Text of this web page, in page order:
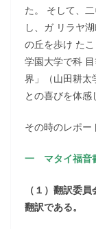
た。 そして、
し、ガ リラヤ
の丘を歩け た
学園大学で科
界」（山田耕太
との喜びを体感
その時のレポー
一 マタイ福音
（１）翻訳委
翻訳である。